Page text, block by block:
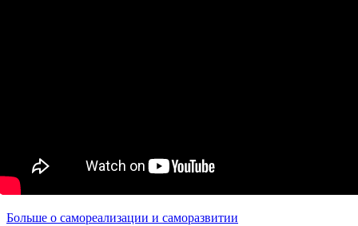
Больше о самореализации и саморазвитии